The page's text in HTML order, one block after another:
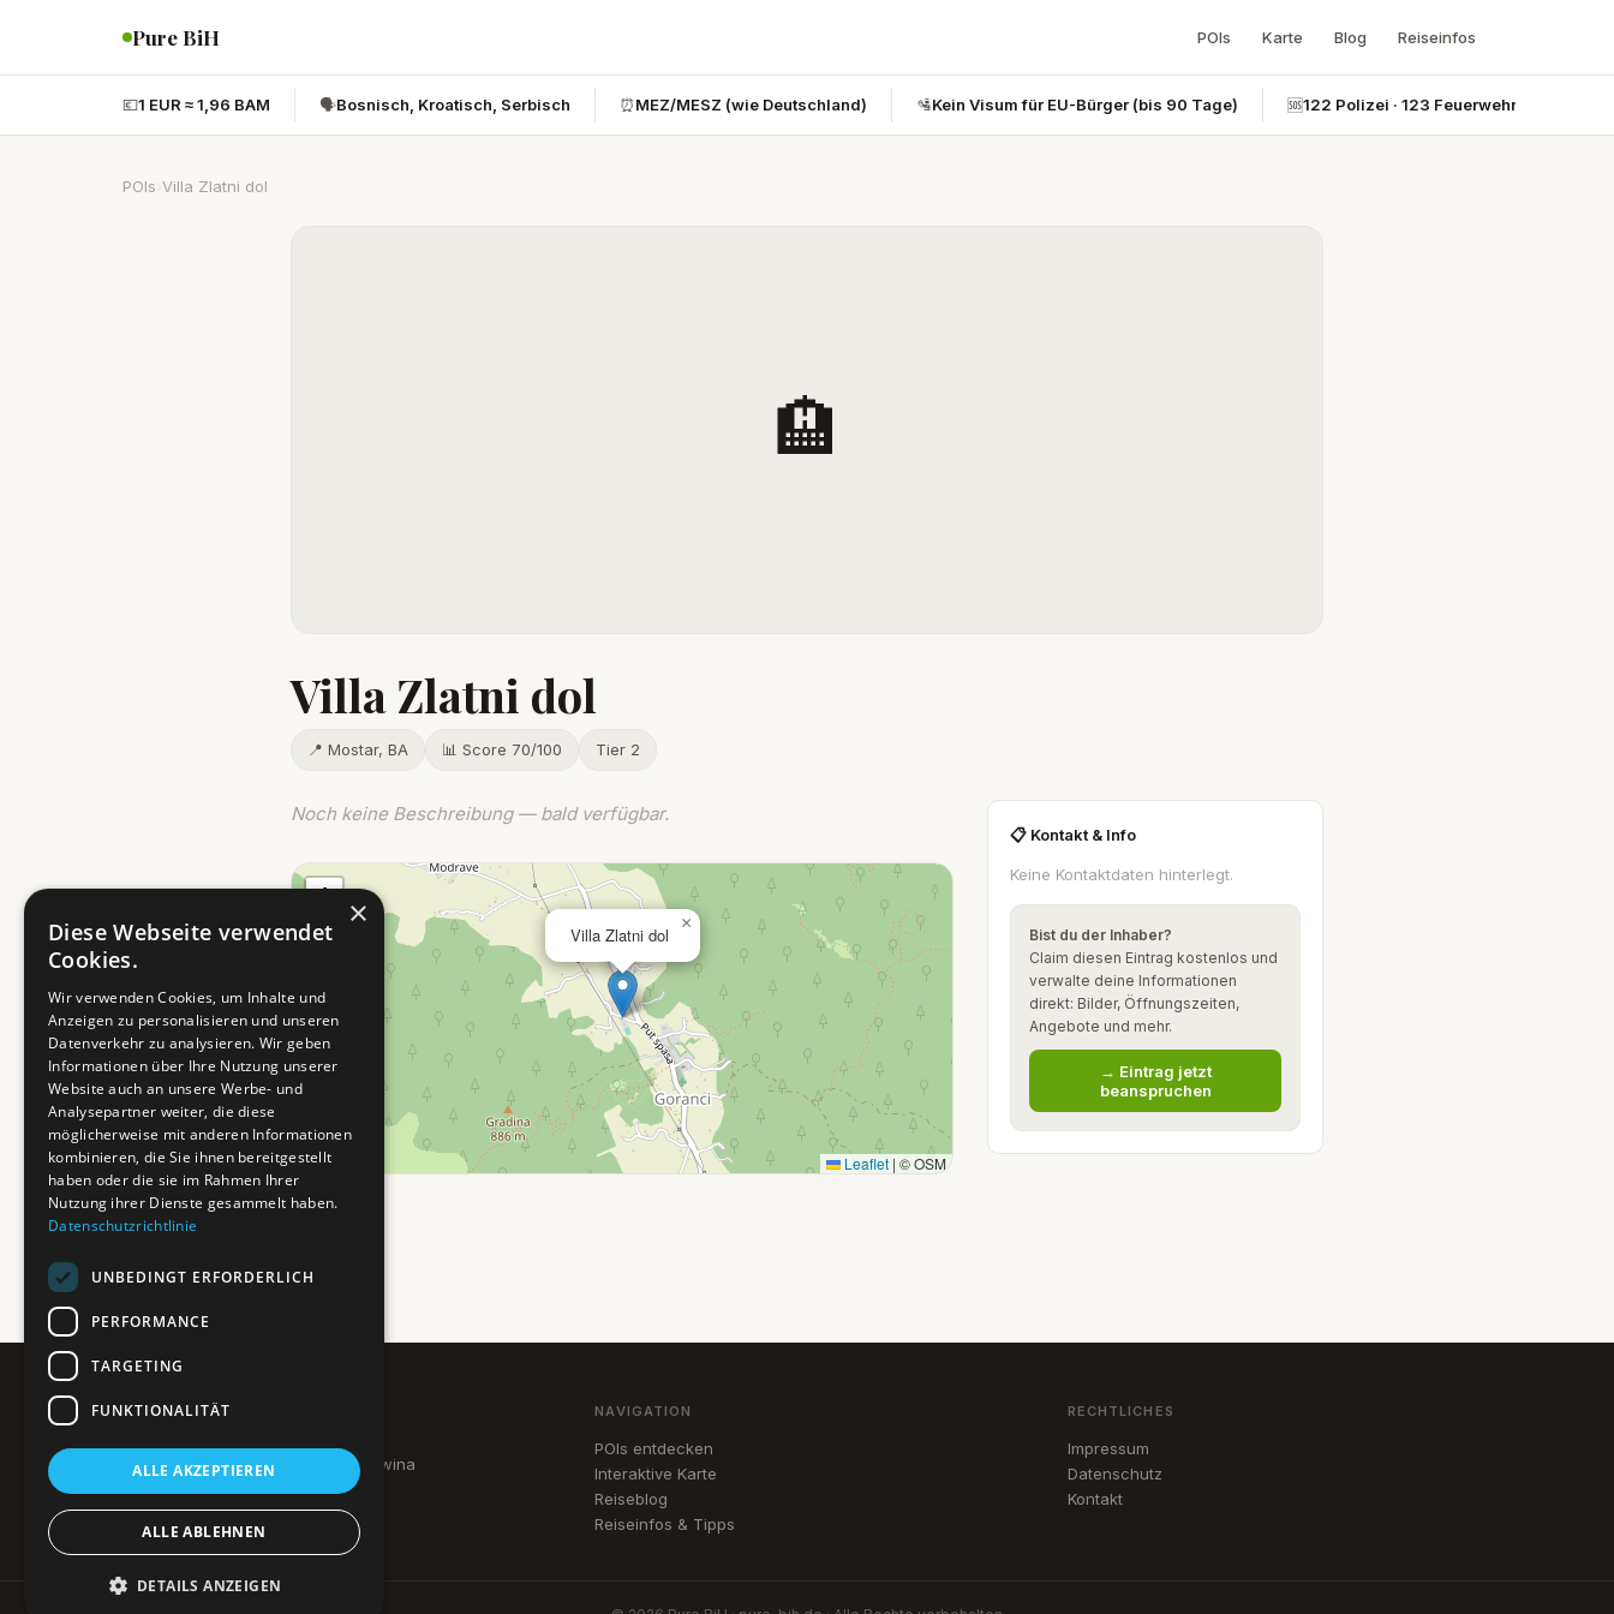
Pure BiH POIs Karte Blog Reiseinfos
💶1 EUR ≈ 1,96 BAM 🗣️Bosnisch, Kroatisch, Serbisch ⏰MEZ/MESZ (wie Deutschland) 🛂Kein Visum für EU-Bürger (bis 90 Tage) 🆘122 Polizei · 123 Feuerwehr · 124
POIs Villa Zlatni dol
🏨
Villa Zlatni dol
📍 Mostar, BA 📊 Score 70/100 Tier 2
Noch keine Beschreibung — bald verfügbar.
Villa Zlatni dol
×
+
−
Leaflet | © OSM
📋 Kontakt & Info
Keine Kontaktdaten hinterlegt.
Bist du der Inhaber?
Claim diesen Eintrag kostenlos und
verwalte deine Informationen
direkt: Bilder, Öffnungszeiten,
Angebote und mehr.
→ Eintrag jetzt
beanspruchen
Pure BiH
Authentisches Bosnien & Herzegowina
Ein Teil des BTP Reise-Netzwerks.
NAVIGATION
POIs entdecken
Interaktive Karte
Reiseblog
Reiseinfos & Tipps
RECHTLICHES
Impressum
Datenschutz
Kontakt
×
Diese Webseite verwendet
Cookies.
Wir verwenden Cookies, um Inhalte und
Anzeigen zu personalisieren und unseren
Datenverkehr zu analysieren. Wir geben
Informationen über Ihre Nutzung unserer
Website auch an unsere Werbe- und
Analysepartner weiter, die diese
möglicherweise mit anderen Informationen
kombinieren, die Sie ihnen bereitgestellt
haben oder die sie im Rahmen Ihrer
Nutzung ihrer Dienste gesammelt haben.
Datenschutzrichtlinie
UNBEDINGT ERFORDERLICH
PERFORMANCE
TARGETING
FUNKTIONALITÄT
ALLE AKZEPTIEREN
ALLE ABLEHNEN
DETAILS ANZEIGEN